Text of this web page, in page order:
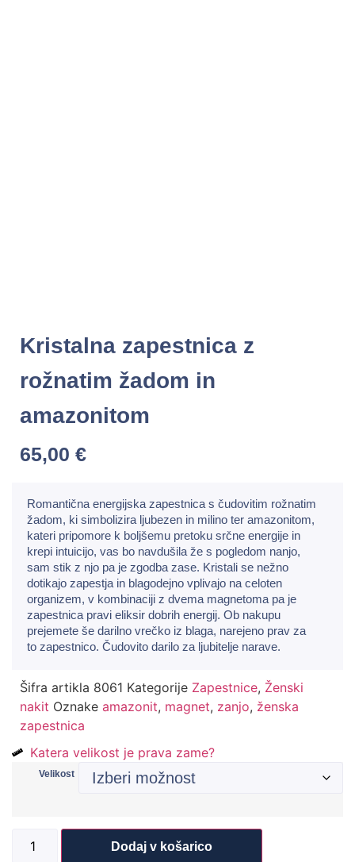
Kristalna zapestnica z
rožnatim žadom in
amazonitom
65,00 €
Romantična energijska zapestnica s čudovitim rožnatim
žadom, ki simbolizira ljubezen in milino ter amazonitom,
kateri pripomore k boljšemu pretoku srčne energije in
krepi intuicijo, vas bo navdušila že s pogledom nanjo,
sam stik z njo pa je zgodba zase. Kristali se nežno
dotikajo zapestja in blagodejno vplivajo na celoten
organizem, v kombinaciji z dvema magnetoma pa je
zapestnica pravi eliksir dobrih energij. Ob nakupu
prejemete še darilno vrečko iz blaga, narejeno prav za
to zapestnico. Čudovito darilo za ljubitelje narave.
Šifra artikla 8061 Kategorije Zapestnice, Ženski
nakit Oznake amazonit, magnet, zanjo, ženska
zapestnica
Katera velikost je prava zame?
Velikost
Dodaj v košarico